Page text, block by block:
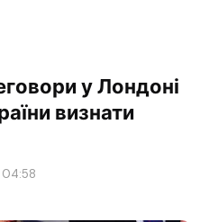
у Лондоні
визнати
04:58